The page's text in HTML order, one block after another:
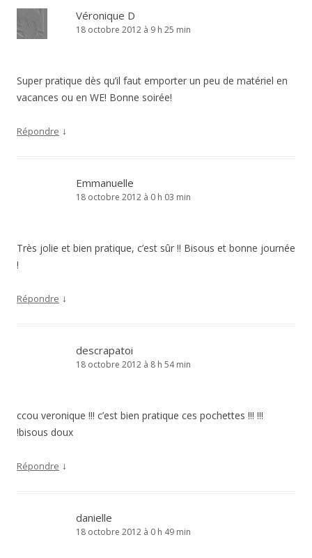
Véronique D
18 octobre 2012 à 9 h 25 min
Super pratique dès qu’il faut emporter un peu de matériel en
vacances ou en WE! Bonne soirée!
Répondre ↓
Emmanuelle
18 octobre 2012 à 0 h 03 min
Très jolie et bien pratique, c’est sûr !! Bisous et bonne journée
!
Répondre ↓
descrapatoi
18 octobre 2012 à 8 h 54 min
ccou veronique !!! c’est bien pratique ces pochettes !!! !!!
!bisous doux
Répondre ↓
danielle
18 octobre 2012 à 0 h 49 min